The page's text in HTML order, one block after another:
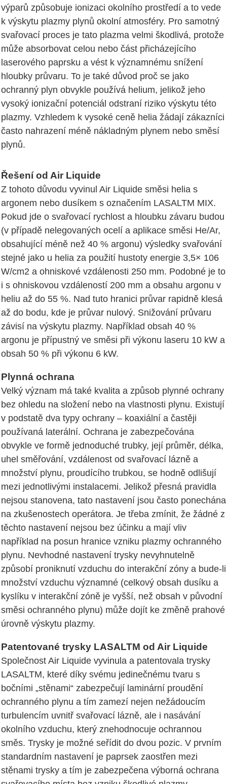
výparů způsobuje ionizaci okolního prostředí a to vede
k výskytu plazmy plynů okolní atmosféry. Pro samotný
svařovací proces je tato plazma velmi škodlivá, protože
může absorbovat celou nebo část přicházejícího
laserového paprsku a vést k významnému snížení
hloubky průvaru. To je také důvod proč se jako
ochranný plyn obvykle používá helium, jelikož jeho
vysoký ionizační potenciál odstraní riziko výskytu této
plazmy. Vzhledem k vysoké ceně helia žádají zákazníci
často nahrazení méně nákladným plynem nebo směsí
plynů.
Řešení od Air Liquide
Z tohoto důvodu vyvinul Air Liquide směsi helia s
argonem nebo dusíkem s označením LASALTM MIX.
Pokud jde o svařovací rychlost a hloubku závaru budou
(v případě nelegovaných ocelí a aplikace směsi He/Ar,
obsahující méně než 40 % argonu) výsledky svařování
stejné jako u helia za použití hustoty energie 3,5× 106
W/cm2 a ohniskové vzdálenosti 250 mm. Podobné je to
i s ohniskovou vzdáleností 200 mm a obsahu argonu v
heliu až do 55 %. Nad tuto hranici průvar rapidně klesá
až do bodu, kde je průvar nulový. Snižování průvaru
závisí na výskytu plazmy. Například obsah 40 %
argonu je přípustný ve směsi při výkonu laseru 10 kW a
obsah 50 % při výkonu 6 kW.
Plynná ochrana
Velký význam má také kvalita a způsob plynné ochrany
bez ohledu na složení nebo na vlastnosti plynu. Existují
v podstatě dva typy ochrany – koaxiální a častěji
používaná laterální. Ochrana je zabezpečována
obvykle ve formě jednoduché trubky, její průměr, délka,
uhel směřování, vzdálenost od svařovací lázně a
množství plynu, proudícího trubkou, se hodně odlišují
mezi jednotlivými instalacemi. Jelikož přesná pravidla
nejsou stanovena, tato nastavení jsou často ponechána
na zkušenostech operátora. Je třeba zmínit, že žádné z
těchto nastavení nejsou bez účinku a mají vliv
například na posun hranice vzniku plazmy ochranného
plynu. Nevhodné nastavení trysky nevyhnutelně
způsobí proniknutí vzduchu do interakční zóny a bude-li
množství vzduchu významné (celkový obsah dusíku a
kyslíku v interakční zóně je vyšší, než obsah v původní
směsi ochranného plynu) může dojít ke změně prahové
úrovně výskytu plazmy.
Patentované trysky LASALTM od Air Liquide
Společnost Air Liquide vyvinula a patentovala trysky
LASALTM, které díky svému jedinečnému tvaru s
bočními „stěnami“ zabezpečují laminární proudění
ochranného plynu a tím zamezí nejen nežádoucím
turbulencím uvnitř svařovací lázně, ale i nasávání
okolního vzduchu, který znehodnocuje ochrannou
směs. Trysky je možné seřídit do dvou pozic. V prvním
standardním nastavení je paprsek zaostřen mezi
stěnami trysky a tím je zabezpečena výborná ochrana